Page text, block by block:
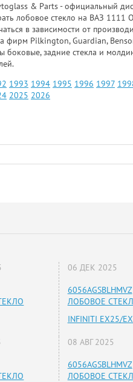
& Parts - официальный
лобовое стекло на ВАЗ 1111
в зависимости от
фирм Pilkington, Guardian,
боковые, задние стекла и
1993 1994 1995 1996 1997
2025 2026
06 ДЕК 2025
6056AGSBLHMVZ
ЛОБОВОЕ
INFINITI EX25/
08 АВГ 2025
6056AGSBLHMVZ
ЛОБОВОЕ